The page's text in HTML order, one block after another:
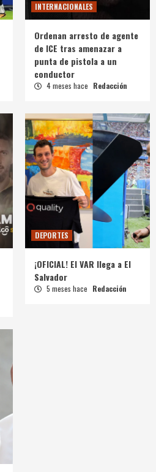
INTERNACIONALES
Ordenan arresto de agente
de ICE tras amenazar a
punta de pistola a un
conductor
4 meses hace Redacción
DEPORTES
¡OFICIAL! El VAR llega a El
Salvador
5 meses hace Redacción